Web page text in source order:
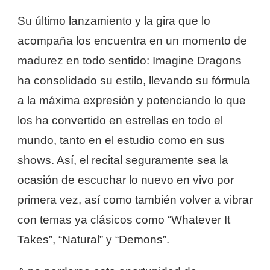
Su último lanzamiento y la gira que lo
acompaña los encuentra en un momento de
madurez en todo sentido: Imagine Dragons
ha consolidado su estilo, llevando su fórmula
a la máxima expresión y potenciando lo que
los ha convertido en estrellas en todo el
mundo, tanto en el estudio como en sus
shows. Así, el recital seguramente sea la
ocasión de escuchar lo nuevo en vivo por
primera vez, así como también volver a vibrar
con temas ya clásicos como “Whatever It
Takes”, “Natural” y “Demons”.